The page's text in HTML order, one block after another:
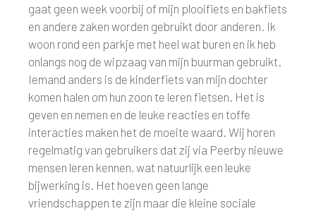
gaat geen week voorbij of mijn plooifiets en bakfiets
en andere zaken worden gebruikt door anderen. Ik
woon rond een parkje met heel wat buren en ik heb
onlangs nog de wipzaag van mijn buurman gebruikt.
Iemand anders is de kinderfiets van mijn dochter
komen halen om hun zoon te leren fietsen. Het is
geven en nemen en de leuke reacties en toffe
interacties maken het de moeite waard. Wij horen
regelmatig van gebruikers dat zij via Peerby nieuwe
mensen leren kennen, wat natuurlijk een leuke
bijwerking is. Het hoeven geen lange
vriendschappen te zijn maar die kleine sociale